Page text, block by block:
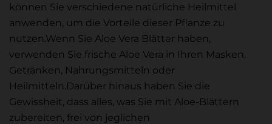
können Sie verschiedene natürliche Heilmittel
anwenden, um die Vorteile dieser Pflanze zu
nutzen. Wenn Sie Aloe Vera Blätter haben,
verwenden Sie frische Aloe Vera in Ihren Masken,
Getränken, Nahrungsmitteln oder
Heilmitteln. Darüber hinaus haben Sie die
Gewissheit, dass alles, was Sie mit Aloe-Blättern
zubereiten, frei von jeglichen